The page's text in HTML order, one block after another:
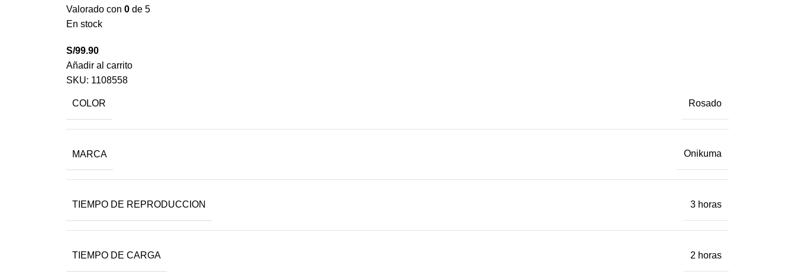
Valorado con 0 de 5
En stock
S/99.90
Añadir al carrito
SKU: 1108558
COLOR Rosado
MARCA Onikuma
TIEMPO DE REPRODUCCION 3 horas
TIEMPO DE CARGA 2 horas